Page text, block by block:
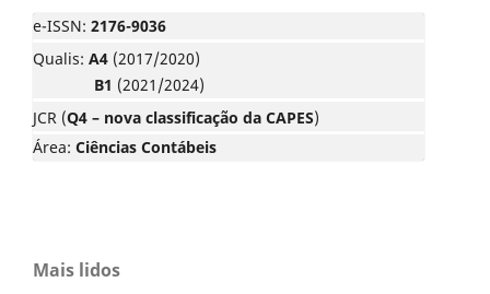
e-ISSN: 2176-9036
Qualis: A4 (2017/2020)
B1 (2021/2024)
JCR (Q4 – nova classificação da CAPES)
Área: Ciências Contábeis
Mais lidos